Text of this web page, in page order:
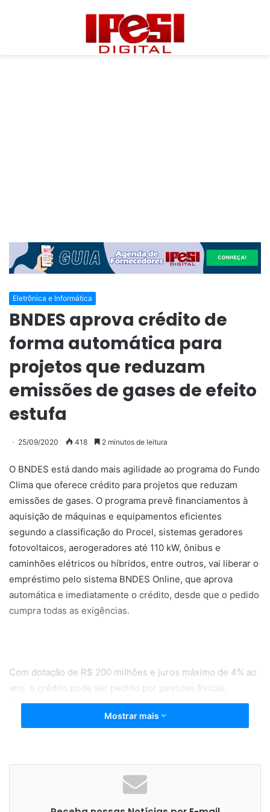
Eletrônica e Informática
BNDES aprova crédito de
forma automática para
projetos que reduzam
emissões de gases de efeito
estufa
25/09/2020 418 2 minutos de leitura
O BNDES está dando mais agilidade ao programa do Fundo
Clima que oferece crédito para projetos que reduzam
emissões de gases. O programa prevê financiamentos à
aquisição de máquinas e equipamentos eficientes
segundo a classificação do Procel, sistemas geradores
fotovoltaicos, aerogeradores até 110 kW, ônibus e
caminhões elétricos ou híbridos, entre outros, vai liberar o
empréstimo pelo sistema BNDES Online, que aprova
automática e imediatamente o crédito, desde que o pedido
cumpra todas as exigências.
Com dotação de R$ 200 milhões e juros máximo de 4% ao
ano, o crédito pode ser pedido por pessoas físicas,
microempreendedores individuais e micro e pequenas
empresas que queiram adquirir equipamentos que
financeiras e permanecerá até o dia 14 de dezembro. Entre
junho de 2018 e julho de 2020, esse mesmo subprograma
desembolsou todo o recurso disponível anteriormente
Mostrar mais